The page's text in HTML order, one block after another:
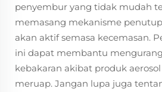
penyembur yang tidak mudah
memasang mekanisme
akan aktif semasa kecemasan.
ini dapat membantu
kebakaran akibat produk
meruap. Jangan lupa juga